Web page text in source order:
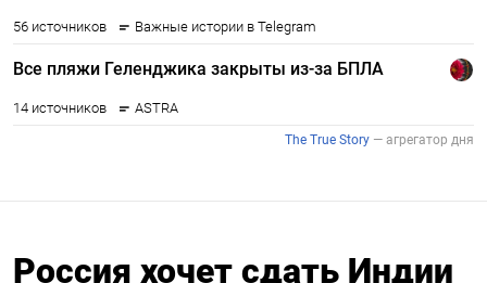
Россия хочет сдать Индии